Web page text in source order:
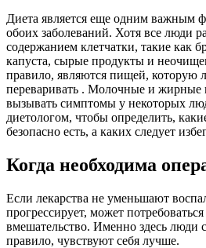
Диета является еще одним важным
обоих заболеваний. Хотя все люди
содержанием клетчатки, такие как
капуста, сырые продукты и
правило, являются пищей, которую
переваривать . Молочные и жирные
вызывать симптомы у некоторых
диетологом, чтобы определить,
безопасно есть, а каких следует
Когда необходима
Если лекарства не уменьшают
прогрессирует, может
вмешательство. Именно здесь люди
правило, чувствуют себя лучше.